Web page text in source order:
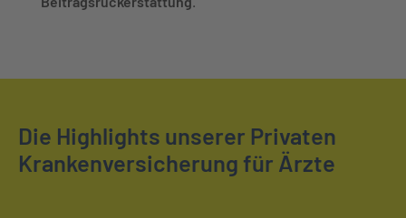
Die Highlights unserer Privaten
Krankenversicherung für Ärzte